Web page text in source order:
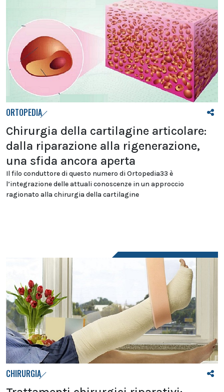
ORTOPEDIA
Chirurgia della cartilagine articolare:
dalla riparazione alla rigenerazione,
una sfida ancora aperta
Il filo conduttore di questo numero di Ortopedia33 è
l’integrazione delle attuali conoscenze in un approccio
ragionato alla chirurgia della cartilagine
CHIRURGIA